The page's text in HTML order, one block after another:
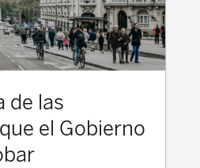
de las
el Gobierno